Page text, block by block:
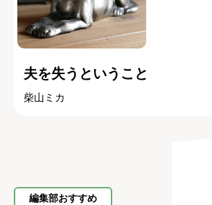
夫を失うということ
柴山ミカ
編集部おすすめ